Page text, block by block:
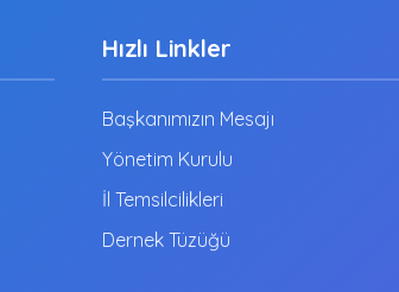
Hızlı Linkler
Başkanımızın Mesajı
Yönetim Kurulu
İl Temsilcilikleri
Dernek Tüzüğü